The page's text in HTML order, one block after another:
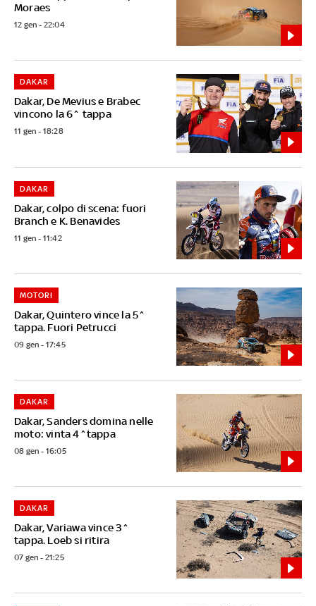
Moraes
12 gen - 22:04
Dakar, De Mevius e Brabec
vincono la 6^ tappa
DAKAR
11 gen - 18:28
Dakar, colpo di scena: fuori
Branch e K. Benavides
DAKAR
11 gen - 11:42
Dakar, Quintero vince la 5^
tappa. Fuori Petrucci
MOTORI
09 gen - 17:45
Dakar, Sanders domina nelle
moto: vinta 4^tappa
DAKAR
08 gen - 16:05
Dakar, Variawa vince 3^
tappa. Loeb si ritira
DAKAR
07 gen - 21:25